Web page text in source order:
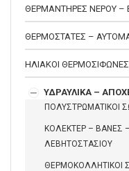
ΘΕΡΜΑΝΤΗΡΕΣ ΝΕΡΟΥ –
ΘΕΡΜΟΣΤΑΤΕΣ –
ΗΛΙΑΚΟΙ ΘΕΡΜΟΣΙΦΩΝΕΣ
ΥΔΡΑΥΛΙΚΑ –
ΠΟΛΥΣΤΡΩΜΑΤΙΚΟΙ
ΚΟΛΕΚΤΕΡ – ΒΑΝΕΣ
ΛΕΒΗΤΟΣΤΑΣΙΟΥ
ΘΕΡΜΟΚΟΛΛΗΤΙΚΟΙ